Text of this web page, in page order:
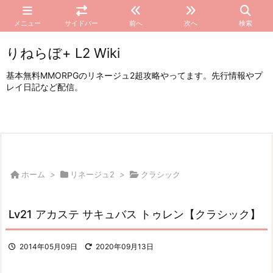
メニュー サイドバー 前へ 次へ 検索
りねらぼ+ L2 Wiki
基本無料MMORPGのリネージュ2超攻略やってます。先行情報やプ
レイ日記など配信。
ホーム > リネージュ2 > クラシック
Lv21 アカステ サキュバス トゥレン【クラシック】
2014年05月09日 2020年09月13日